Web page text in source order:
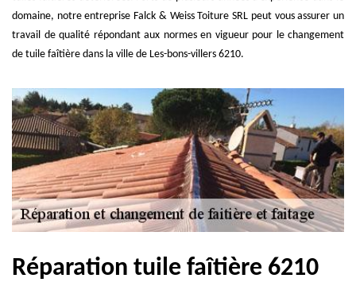
domaine, notre entreprise Falck & Weiss Toiture SRL peut vous assurer un
travail de qualité répondant aux normes en vigueur pour le changement
de tuile faîtière dans la ville de Les-bons-villers 6210.
Réparation tuile faîtière 6210